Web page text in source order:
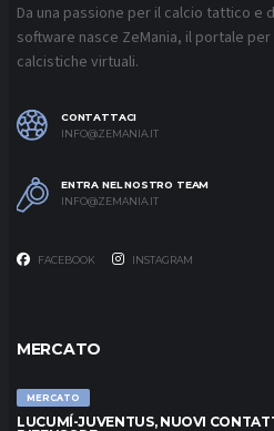
Da una passione per il calcio tattico e
software nasce ZeMania, il portale per
calcistiche virtuali.
CONTATTACI
INFO@ZEMANIA.IT
ENTRA NEL NOSTRO TEAM
INFO@ZEMANIA.IT
FACEBOOK INSTAGRAM
MERCATO
MERCATO
LUCUMÍ-JUVENTUS, NUOVI